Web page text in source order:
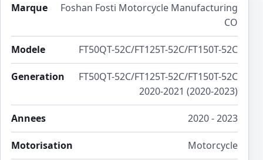
Marque
Foshan Fosti Motorcycle Manufacturing
CO
Modele FT50QT-52C/FT125T-52C/FT150T-52C
Generation
FT50QT-52C/FT125T-52C/FT150T-52C
2020-2021 (2020-2023)
Annees 2020 - 2023
Motorisation Motorcycle